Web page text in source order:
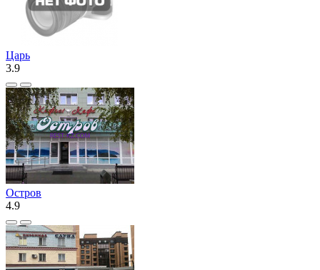
Царь
3.9
Остров
4.9